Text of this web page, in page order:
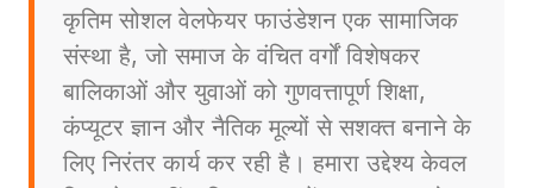
कृतिम सोशल वेलफेयर फाउंडेशन एक सामाजिक
संस्था है, जो समाज के वंचित वर्गों विशेषकर
बालिकाओं और युवाओं को गुणवत्तापूर्ण शिक्षा,
कंप्यूटर ज्ञान और नैतिक मूल्यों से सशक्त बनाने के
लिए निरंतर कार्य कर रही है। हमारा उद्देश्य केवल